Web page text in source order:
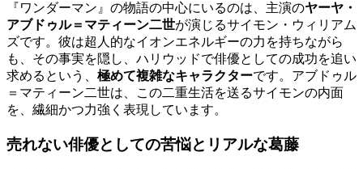
『ワンダーマン』の物語の中心にいるのは、主演のヤーヤ・
アブドゥル＝マティーン二世が演じるサイモン・ウィリアム
ズです。彼は超人的なイオンエネルギーの力を持ちながら
も、その事実を隠し、ハリウッドで俳優としての成功を追い
求めるという、 極めて複雑なキャラクターです。アブドゥル
＝マティーン二世は、この二重生活を送るサイモンの内面
を、繊細かつ力強く表現しています。
売れない俳優としての苦悩とリアルな葛藤